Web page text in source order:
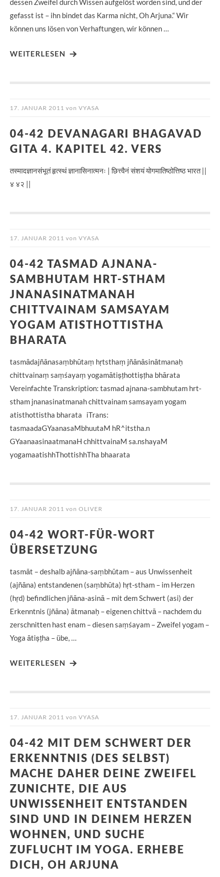
dessen Zweifel durch Wissen aufgelöst worden sind, und der
gefasst ist – ihn bindet das Karma nicht, Oh Arjuna.“ Wir
können uns lösen von Verhaftungen, wir können …
WEITERLESEN
17. JANUAR 2011 von VYASA
04-42 DEVANAGARI BHAGAVAD
GITA 4. KAPITEL 42. VERS
तस्मादज्ञानसंभूतं हृत्स्थं ज्ञानासिनात्मनः | छित्त्वैनं संशयं योगमातिष्ठोत्तिष्ठ भारत ||
४ ४२ ||
17. JANUAR 2011 von VYASA
04-42 TASMAD AJNANA-
SAMBHUTAM HRT-STHAM
JNANASINATMANAH
CHITTVAINAM SAMSAYAM
YOGAM ATISTHOTTISTHA
BHARATA
tasmādajñānasaṃbhūtaṃ hṛtsthaṃ jñānāsinātmanaḥ
chittvainaṃ saṃśayaṃ yogamātiṣṭhottiṣṭha bhārata
Vereinfachte Transkription: tasmad ajnana-sambhutam hrt-
stham jnanasinatmanah chittvainam samsayam yogam
atisthottistha bharata iTrans:
tasmaadaGYaanasaMbhuutaM hR^itstha.n
GYaanaasinaatmanaH chhittvainaM sa.nshayaM
yogamaatishhThottishhTha bhaarata
17. JANUAR 2011 von OLIVER
04-42 WORT-FÜR-WORT
ÜBERSETZUNG
tasmāt – deshalb ajñāna-saṃbhūtam – aus Unwissenheit
(ajñāna) entstandenen (saṃbhūta) hṛt-stham – im Herzen
(hṛd) befindlichen jñāna-asinā – mit dem Schwert (asi) der
Erkenntnis (jñāna) ātmanaḥ – eigenen chittvā – nachdem du
zerschnitten hast enam – diesen saṃśayam – Zweifel yogam –
Yoga ātiṣṭha – übe, …
WEITERLESEN
17. JANUAR 2011 von VYASA
04-42 MIT DEM SCHWERT DER
ERKENNTNIS (DES SELBST)
MACHE DAHER DEINE ZWEIFEL
ZUNICHTE, DIE AUS
UNWISSENHEIT ENTSTANDEN
SIND UND IN DEINEM HERZEN
WOHNEN, UND SUCHE
ZUFLUCHT IM YOGA. ERHEBE
DICH, OH ARJUNA